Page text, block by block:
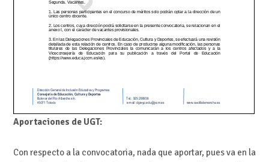
Aportaciones de UGT:
Con respecto a la convocatoria, nada que aportar, pues va en la